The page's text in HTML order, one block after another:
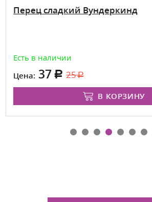
Перец сладкий Вундеркинд
Есть в наличии
Цена: 37 25
В КОРЗИНУ